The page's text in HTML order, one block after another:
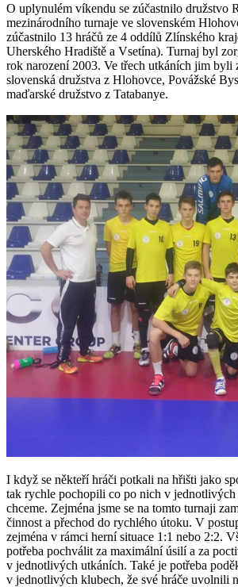
O uplynulém víkendu se zúčastnilo družstvo
mezinárodního turnaje ve slovenském
zúčastnilo 13 hráčů ze 4 oddílů Zlínského
Uherského Hradiště a Vsetína). Turnaj byl
rok narození 2003. Ve třech utkáních jim byli
slovenská družstva z Hlohovce, Povážské
maďarské družstvo z Tatabanye.
I když se někteří hráči potkali na hřišti jako
tak rychle pochopili co po nich v jednotlivých
chceme. Zejména jsme se na tomto turnaji
činnost a přechod do rychlého útoku. V
zejména v rámci herní situace 1:1 nebo 2:2.
potřeba pochválit za maximální úsilí a za
v jednotlivých utkáních. Také je potřeba
v jednotlivých klubech, že své hráče uvolnili